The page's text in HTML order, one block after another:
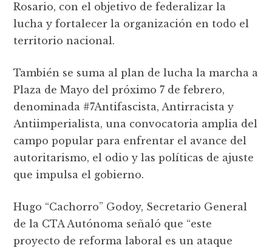
Rosario, con el objetivo de federalizar la
lucha y fortalecer la organización en todo el
territorio nacional.
También se suma al plan de lucha la marcha a
Plaza de Mayo del próximo 7 de febrero,
denominada #7Antifascista, Antirracista y
Antiimperialista, una convocatoria amplia del
campo popular para enfrentar el avance del
autoritarismo, el odio y las políticas de ajuste
que impulsa el gobierno.
Hugo “Cachorro” Godoy, Secretario General
de la CTA Autónoma señaló que “este
proyecto de reforma laboral es un ataque